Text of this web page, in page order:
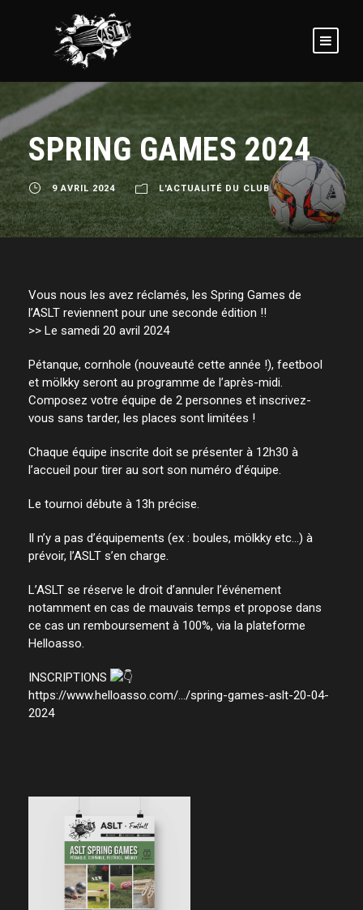
SPRING GAMES 2024
9 AVRIL 2024 L'ACTUALITÉ DU CLUB
Vous nous les avez réclamés, les Spring Games de
l’ASLT reviennent pour une seconde édition !!
>> Le samedi 20 avril 2024
Pétanque, cornhole (nouveauté cette année !), feetbool
et mölkky seront au programme de l’après-midi.
Composez votre équipe de 2 personnes et inscrivez-
vous sans tarder, les places sont limitées !
Chaque équipe inscrite doit se présenter à 12h30 à
l’accueil pour tirer au sort son numéro d’équipe.
Le tournoi débute à 13h précise.
Il n’y a pas d’équipements (ex : boules, mölkky etc…) à
prévoir, l’ASLT s’en charge.
L’ASLT se réserve le droit d’annuler l’événement
notamment en cas de mauvais temps et propose dans
ce cas un remboursement à 100%, via la plateforme
Helloasso.
INSCRIPTIONS
https://www.helloasso.com/…/spring-games-aslt-20-04-
2024